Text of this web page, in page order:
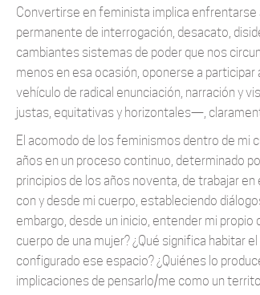
Convertirse en feminista implica enfrentarse
permanente de interrogación, desacato,
cambiantes sistemas de poder que nos
menos en esa ocasión, oponerse a
vehículo de radical enunciación, narración y
justas, equitativas y horizontales—,
El acomodo de los feminismos dentro de mi
años en un proceso continuo, determinado
principios de los años noventa, de trabajar en
con y desde mi cuerpo, estableciendo
embargo, desde un inicio, entender mi
cuerpo de una mujer? ¿Qué significa habitar
configurado ese espacio? ¿Quiénes lo
implicaciones de pensarlo/me como un